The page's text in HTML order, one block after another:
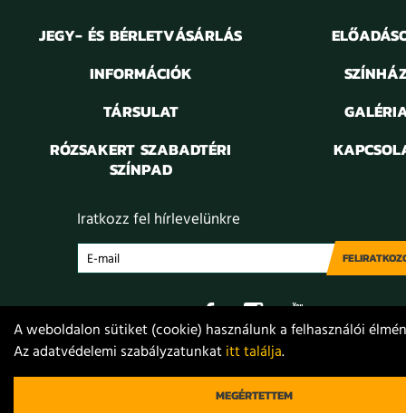
JEGY- ÉS BÉRLETVÁSÁRLÁS
INFORMÁCIÓK
TÁRSULAT
RÓZSAKERT SZABADTÉRI
SZÍNPAD
Iratkozz fel hírlevelünkre
Adatvédelem Jogi nyilatkozat Projektek
© 2021. Móricz Zsigmond Színház
A weboldalon sütiket (cookie) használunk a felhasználói
Az adatvédelemi szabályzatunkatitt találja.
MEGÉRTETTEM